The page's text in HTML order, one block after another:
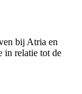
bij Atria en
in relatie tot de